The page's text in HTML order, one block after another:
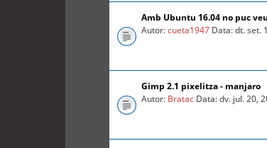
Amb Ubuntu 16.04 no puc
Autor:cueta1947 Data: dt. set.
Gimp 2.1 pixelitza - manjaro
Autor: Bratac Data: dv. jul. 20,